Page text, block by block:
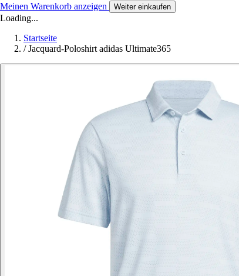
Meinen Warenkorb anzeigen Weiter einkaufen
Loading...
Startseite
/ Jacquard-Poloshirt adidas Ultimate365